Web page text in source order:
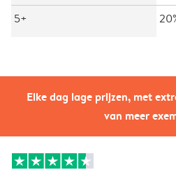
Elke dag lage prijzen, met
van meer
5+